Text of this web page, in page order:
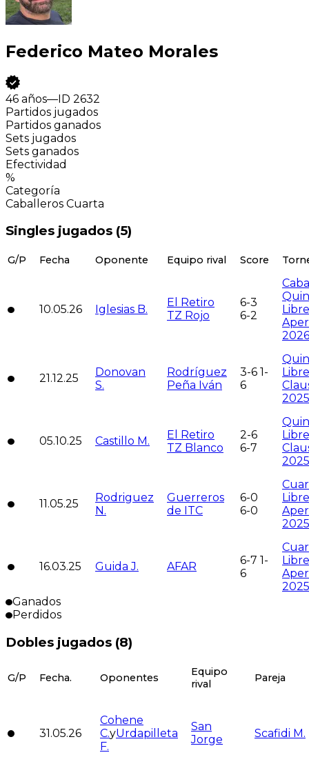
Federico Mateo Morales
46 años—ID 2632
Partidos jugados
Partidos ganados
Sets jugados
Sets ganados
Efectividad
%
Categoría
Caballeros Cuarta
Singles jugados (5)
G/P Fecha Oponente Equipo rival Score
10.05.26 Iglesias B.
El Retiro
TZ Rojo
6-3
6-2
Libre
2026
21.12.25
Donovan
S.
Rodríguez
Peña Iván
3-6 1-
6
Libre
2025
05.10.25 Castillo M.
El Retiro
TZ Blanco
2-6
6-7
Libre
2025
11.05.25
Rodriguez
N.
Guerreros
de ITC
6-0
6-0
Libre
2025
16.03.25 Guida J. AFAR
6-7 1-
6
Libre
2025
Ganados
Perdidos
Dobles jugados (8)
G/P Fecha. Oponentes
Equipo
rival
Pareja
31.05.26
Cohene
C.yUrdapilleta
F.
San
Jorge
Scafidi M.